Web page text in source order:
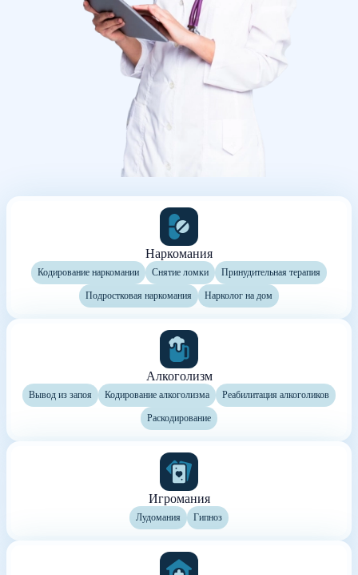
Наркомания
Кодирование наркомании Снятие ломки Принудительная терапия
Подростковая наркомания Нарколог на дом
Алкоголизм
Вывод из запоя Кодирование алкоголизма Реабилитация алкоголиков
Раскодирование
Игромания
Лудомания Гипноз